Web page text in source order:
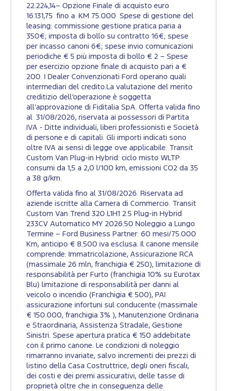
22.224,14– Opzione Finale di acquisto euro
16.131,75 fino a KM 75.000 Spese di gestione del
leasing: commissione gestione pratica paria a
350€; imposta di bollo su contratto 16€; spese
per incasso canoni 6€; spese invio comunicazioni
periodiche € 5 più imposta di bollo € 2 – Spese
per esercizio opzione finale di acquisto pari a €
200. I Dealer Convenzionati Ford operano quali
intermediari del credito.La valutazione del merito
creditizio dell’operazione è soggetta
all’approvazione di Fiditalia SpA. Offerta valida fino
al 31/08/2026, riservata ai possessori di Partita
IVA - Ditte individuali, liberi professionisti e Società
di persone e di capitali. Gli importi indicati sono
oltre IVA ai sensi di legge ove applicabile. Transit
Custom Van Plug-in Hybrid: ciclo misto WLTP
consumi da 1,5 a 2,0 l/100 km, emissioni CO2 da 35
a 38 g/km.​
Offerta valida fino al 31/08/2026. Riservata ad
aziende iscritte alla Camera di Commercio. Transit
Custom Van Trend 320 L1H1 2.5 Plug-in Hybrid
233CV Automatico MY 2026.50 Noleggio a Lungo
Termine – Ford Business Partner: 60 mesi/75.000
Km, anticipo € 8.500 iva esclusa. Il canone mensile
comprende: Immatricolazione, Assicurazione RCA
(massimale 26 mln, franchigia € 250), limitazione di
responsabilità per Furto (franchigia 10% su Eurotax
Blu) limitazione di responsabilità per danni al
veicolo o incendio (Franchigia € 500), PAI
assicurazione infortuni sul conducente (massimale
€ 150.000, franchigia 3% ), Manutenzione Ordinaria
e Straordinaria, Assistenza Stradale, Gestione
Sinistri. Spese apertura pratica € 150 addebitate
con il primo canone. Le condizioni di noleggio
rimarranno invariate, salvo incrementi dei prezzi di
listino della Casa Costruttrice, degli oneri fiscali,
dei costi e dei premi assicurativi, delle tasse di
proprietà oltre che in conseguenza delle